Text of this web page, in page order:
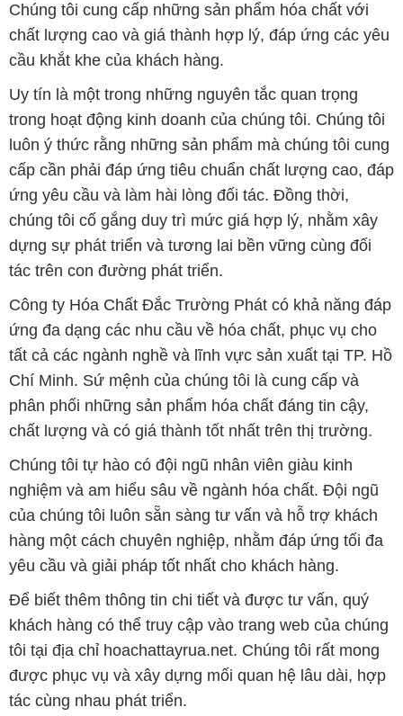
Chúng tôi cung cấp những sản phẩm hóa chất với
chất lượng cao và giá thành hợp lý, đáp ứng các yêu
cầu khắt khe của khách hàng.
Uy tín là một trong những nguyên tắc quan trọng
trong hoạt động kinh doanh của chúng tôi. Chúng tôi
luôn ý thức rằng những sản phẩm mà chúng tôi cung
cấp cần phải đáp ứng tiêu chuẩn chất lượng cao, đáp
ứng yêu cầu và làm hài lòng đối tác. Đồng thời,
chúng tôi cố gắng duy trì mức giá hợp lý, nhằm xây
dựng sự phát triển và tương lai bền vững cùng đối
tác trên con đường phát triển.
Công ty Hóa Chất Đắc Trường Phát có khả năng đáp
ứng đa dạng các nhu cầu về hóa chất, phục vụ cho
tất cả các ngành nghề và lĩnh vực sản xuất tại TP. Hồ
Chí Minh. Sứ mệnh của chúng tôi là cung cấp và
phân phối những sản phẩm hóa chất đáng tin cậy,
chất lượng và có giá thành tốt nhất trên thị trường.
Chúng tôi tự hào có đội ngũ nhân viên giàu kinh
nghiệm và am hiểu sâu về ngành hóa chất. Đội ngũ
của chúng tôi luôn sẵn sàng tư vấn và hỗ trợ khách
hàng một cách chuyên nghiệp, nhằm đáp ứng tối đa
yêu cầu và giải pháp tốt nhất cho khách hàng.
Để biết thêm thông tin chi tiết và được tư vấn, quý
khách hàng có thể truy cập vào trang web của chúng
tôi tại địa chỉ hoachattayrua.net. Chúng tôi rất mong
được phục vụ và xây dựng mối quan hệ lâu dài, hợp
tác cùng nhau phát triển.